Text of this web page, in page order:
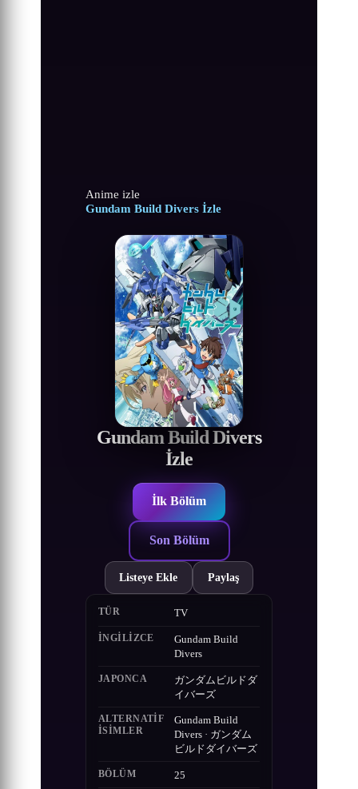
Anime izle
Gundam Build Divers İzle
Gundam Build Divers
İzle
İlk Bölüm
Son Bölüm
Listeye Ekle Paylaş
TÜR TV
İNGILIZCE
Gundam Build
Divers
JAPONCA
ガンダムビルドダ
イバーズ
ALTERNATIF
ISIMLER
Gundam Build
Divers · ガンダム
ビルドダイバーズ
BÖLÜM 25